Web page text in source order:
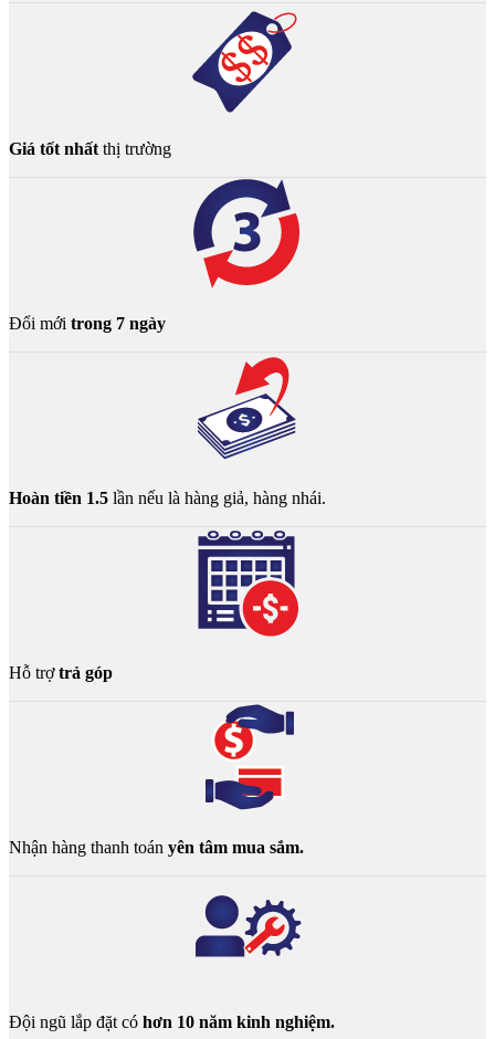
Giá tốt nhất thị trường
Đổi mới trong 7 ngày
Hoàn tiền 1.5 lần nếu là hàng giả, hàng nhái.
Hỗ trợtrả góp
Nhận hàng thanh toán yên tâm mua sắm.
Đội ngũ lắp đặt có hơn 10 năm kinh nghiệm.